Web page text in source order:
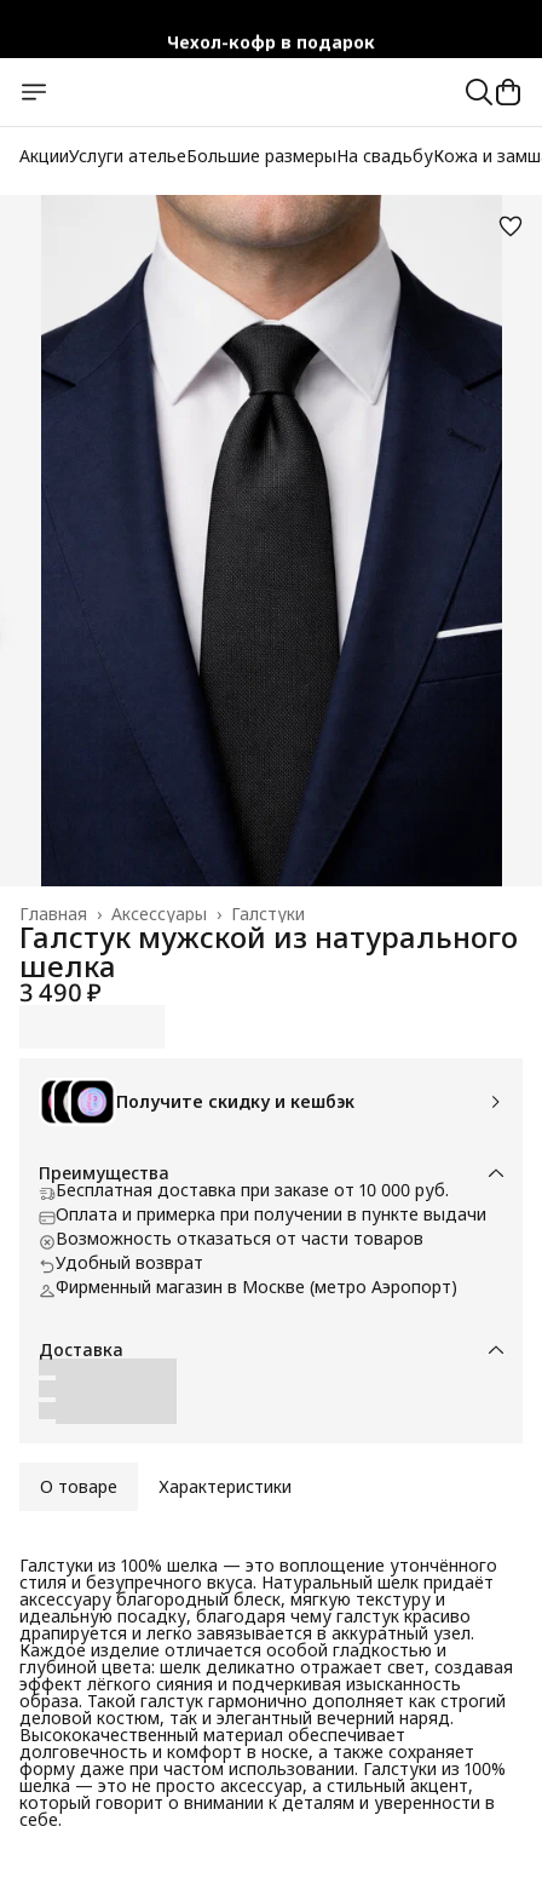
Чехол-кофр в подарок
Бесплатная доставка при заказе от 10 000 руб.
АкцииУслуги ательеБольшие размерыНа свадьбуКожа и
Галстуки
Аксессуары ›
Главная ›
Галстук мужской из натурального
шелка
3 490 ₽
Получите скидку и кешбэк
Преимущества
Бесплатная доставка при заказе от 10 000 руб.
Оплата и примерка при получении в пункте выдачи
Возможность отказаться от части товаров
Удобный возврат
Фирменный магазин в Москве (метро Аэропорт)
Доставка
О товаре Характеристики
Галстуки из 100% шелка — это воплощение утончённого
стиля и безупречного вкуса. Натуральный шелк придаёт
аксессуару благородный блеск, мягкую текстуру и
идеальную посадку, благодаря чему галстук красиво
драпируется и легко завязывается в аккуратный узел.
Каждое изделие отличается особой гладкостью и
глубиной цвета: шелк деликатно отражает свет, создавая
эффект лёгкого сияния и подчеркивая изысканность
образа. Такой галстук гармонично дополняет как строгий
деловой костюм, так и элегантный вечерний наряд.
Высококачественный материал обеспечивает
долговечность и комфорт в носке, а также сохраняет
форму даже при частом использовании. Галстуки из 100%
шелка — это не просто аксессуар, а стильный акцент,
который говорит о внимании к деталям и уверенности в
себе.